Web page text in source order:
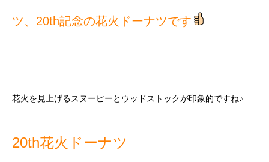
ツ、20th記念の花火ドーナツです
花火を見上げるスヌーピーとウッドストックが印象的ですね♪
20th花火ドーナツ